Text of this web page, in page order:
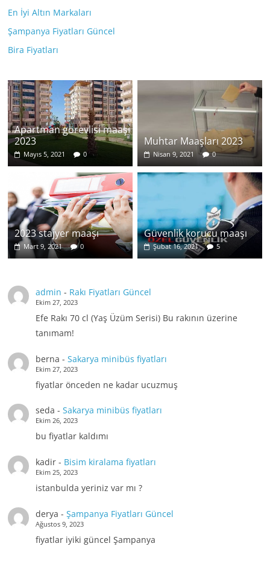
En İyi Altın Markaları
Şampanya Fiyatları Güncel
Bira Fiyatları
Apartman görevlisi maaşı
2023
Mayıs 5, 2021 0
Muhtar Maaşları 2023
Nisan 9, 2021 0
2023 stajyer maaşı
Mart 9, 2021 0
Güvenlik korucu maaşı
Şubat 16, 2021 5
admin - Rakı Fiyatları Güncel
Ekim 27, 2023
Efe Rakı 70 cl (Yaş Üzüm Serisi) Bu rakının üzerine
tanımam!
berna - Sakarya minibüs fiyatları
Ekim 27, 2023
fiyatlar önceden ne kadar ucuzmuş
seda - Sakarya minibüs fiyatları
Ekim 26, 2023
bu fiyatlar kaldımı
kadir- Bisim kiralama fiyatları
Ekim 25, 2023
istanbulda yeriniz var mı ?
derya - Şampanya Fiyatları Güncel
Ağustos 9, 2023
fiyatlar iyiki güncel Şampanya